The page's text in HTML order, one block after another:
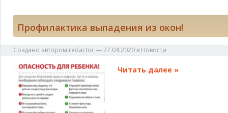
Профилактика выпадения из окон!
Создано автором redactor—27.04.2020 в Новости
Читать далее »